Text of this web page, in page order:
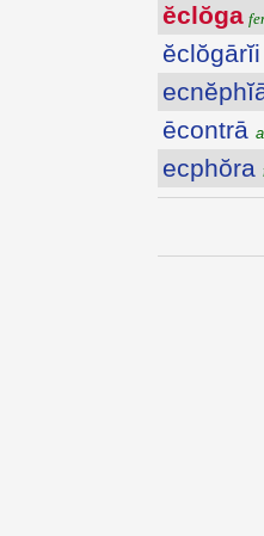
ĕclŏga
ĕclŏgārĭi
ēcontrā
ecphŏra